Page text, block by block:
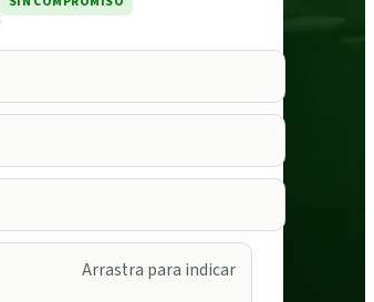
Arrastra para indicar